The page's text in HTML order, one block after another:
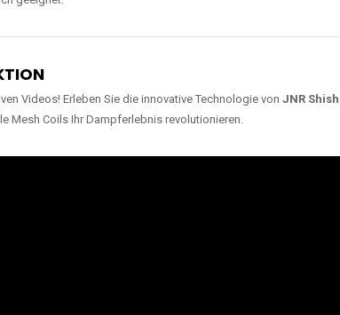
Videos! Erleben Sie die innovative Technologie von JNR
Mesh Coils Ihr Dampferlebnis revolutionieren.